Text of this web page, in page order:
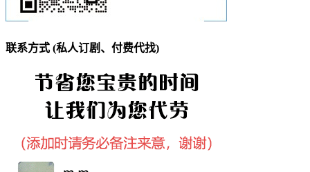
联系方式 (私人订剧、付费代找)